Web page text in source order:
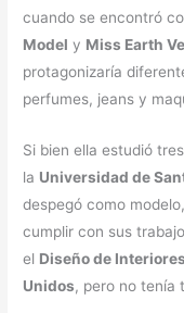
cuando se encontró
Model y Miss Earth
protagonizaría
perfumes, jeans y
Si bien ella estudió
la Universidad de
despegó como
cumplir con sus
el Diseño de Interiores
Unidos, pero no tenía